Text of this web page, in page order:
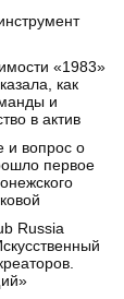
«1983»
как
и
в актив
и вопрос о
первое
Russia